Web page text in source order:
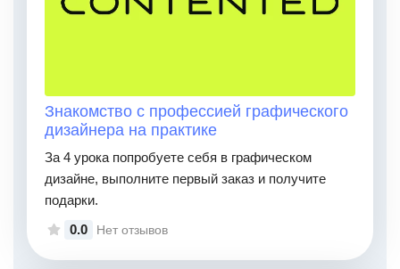
Знакомство с профессией графического
дизайнера на практике
За 4 урока попробуете себя в графическом
дизайне, выполните первый заказ и получите
подарки.
0.0
Нет отзывов